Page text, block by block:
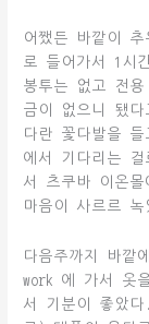
어쨌든 바깥이
로 들어가서 1시
봉투는 없고 전
금이 없으니 됐
다란 꽃다발을
에서 기다리는
서 츠쿠바 이온
마음이 사르르
다음주까지 바깥
work 에 가서 옷
서 기분이 좋았